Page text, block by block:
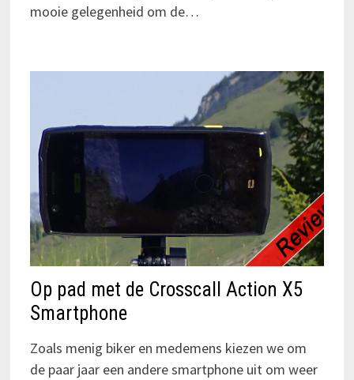
mooie gelegenheid om de…
Op pad met de Crosscall Action X5
Smartphone
Zoals menig biker en medemens kiezen we om
de paar jaar een andere smartphone uit om weer